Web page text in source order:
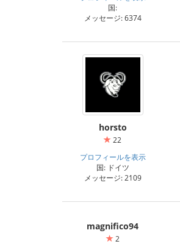
国:
メッセージ: 6374
horsto
22
プロフィールを表示
国: ドイツ
メッセージ: 2109
magnifico94
2